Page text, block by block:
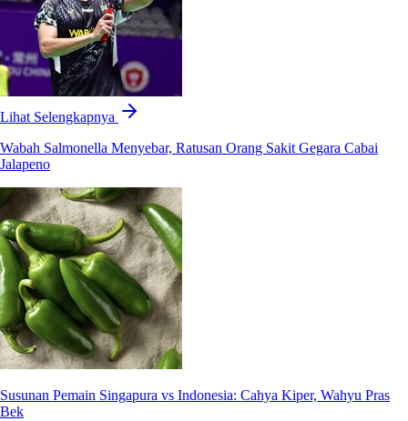
Lihat Selengkapnya
Wabah Salmonella Menyebar, Ratusan Orang Sakit Gegara Cabai
Jalapeno
Susunan Pemain Singapura vs Indonesia: Cahya Kiper, Wahyu Pras
Bek